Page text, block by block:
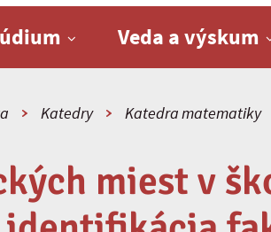
Veda a výskum
Katedry Katedra matematiky
miest v